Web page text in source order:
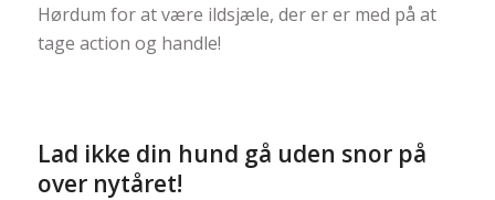
Hørdum for at være ildsjæle, der er er med på at
tage action og handle!
Lad ikke din hund gå uden snor på
over nytåret!